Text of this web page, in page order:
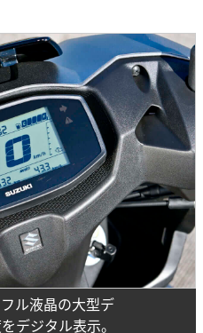
フル液晶の大型デ
デジタル表示。